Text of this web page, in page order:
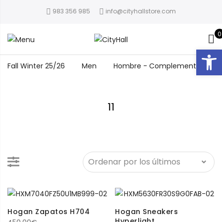
983 356 985 info@cityhallstore.com
0
Fall Winter 25/26 Men Hombre - Complementos
11
Hogan Zapatos H704
Hogan Sneakers